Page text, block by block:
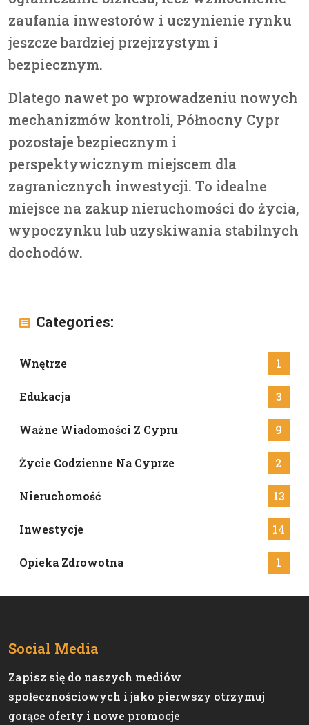
zaufania inwestorów i uczynienie rynku
jeszcze bardziej przejrzystym i
bezpiecznym.
Dlatego nawet po wprowadzeniu nowych
mechanizmów kontroli, Północny Cypr
pozostaje bezpiecznym i
perspektywicznym miejscem dla
zagranicznych inwestycji. To idealne
miejsce na zakup nieruchomości do życia,
wypoczynku lub uzyskiwania stabilnych
dochodów.
Categories:
Wnętrze 1
Edukacja 3
Ważne Wiadomości Z Cypru 9
Życie Codzienne Na Cyprze 2
Nieruchomość 13
Inwestycje 14
Opieka Zdrowotna 1
Social Media
Zapisz się do naszych mediów
społecznościowych i jako pierwszy otrzymuj
gorące oferty i nowe promocje